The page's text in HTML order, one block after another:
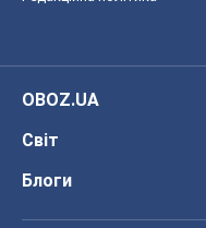
OBOZ.UA
Світ
Блоги